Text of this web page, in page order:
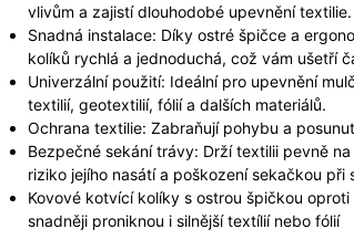
vlivům a zajistí dlouhodobé upevnění textilie.
Snadná instalace: Díky ostré špičce a
kolíků rychlá a jednoduchá, což vám ušetří
Univerzální použití: Ideální pro upevnění
textilií, geotextilií, fólií a dalších materiálů.
Ochrana textilie: Zabraňují pohybu a
Bezpečné sekání trávy: Drží textilii pevně
riziko jejího nasátí a poškození sekačkou při
Kovové kotvící kolíky s ostrou špičkou
snadněji proniknou i silnější textílií nebo fólií